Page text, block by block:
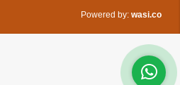
Powered by: wasi.co